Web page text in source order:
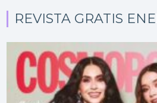
REVISTA GRATIS